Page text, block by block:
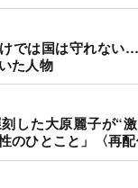
では国は守れない
た人物
した大原麗子が“
のひとこと」〈再配